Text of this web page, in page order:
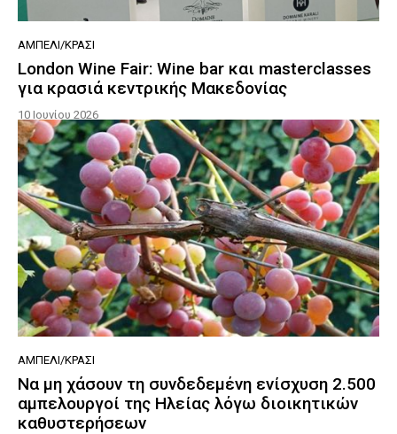
ΑΜΠΈΛΙ/ΚΡΑΣΊ
London Wine Fair: Wine bar και masterclasses
για κρασιά κεντρικής Μακεδονίας
10 Ιουνίου 2026
ΑΜΠΈΛΙ/ΚΡΑΣΊ
Να μη χάσουν τη συνδεδεμένη ενίσχυση 2.500
αμπελουργοί της Ηλείας λόγω διοικητικών
καθυστερήσεων